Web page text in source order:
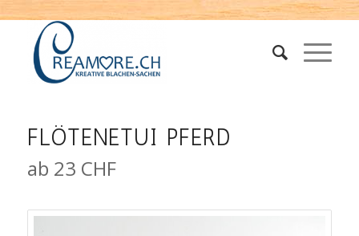
FLÖTENETUI PFERD
ab 23 CHF